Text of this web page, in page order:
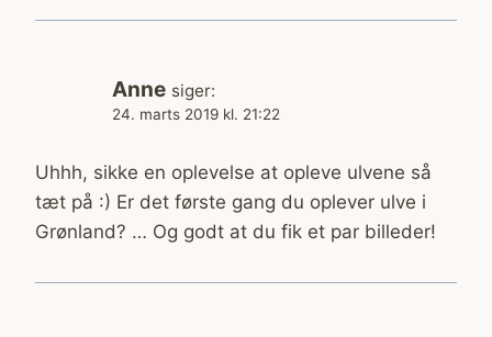
Anne siger:
24. marts 2019 kl. 21:22
Uhhh, sikke en oplevelse at opleve ulvene så
tæt på :) Er det første gang du oplever ulve i
Grønland? … Og godt at du fik et par billeder!